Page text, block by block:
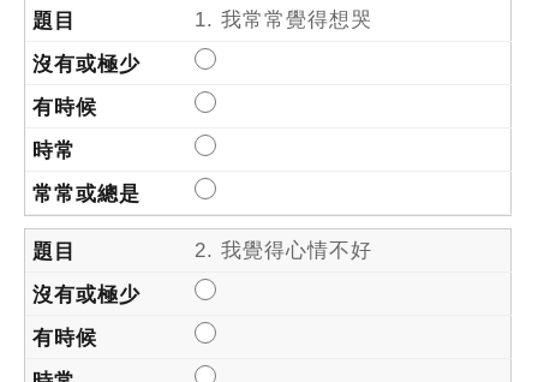
1. 我常常覺得想哭
2. 我覺得心情不好